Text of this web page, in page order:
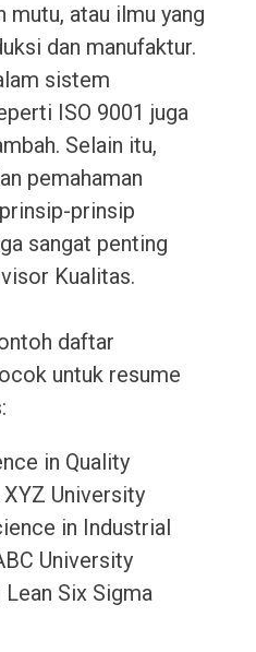
mutu, atau ilmu yang
dan manufaktur.
sistem
ISO 9001 juga
Selain itu,
pemahaman
prinsip
sangat penting
Kualitas.
daftar
untuk resume
in Quality
University
in Industrial
University
Six Sigma